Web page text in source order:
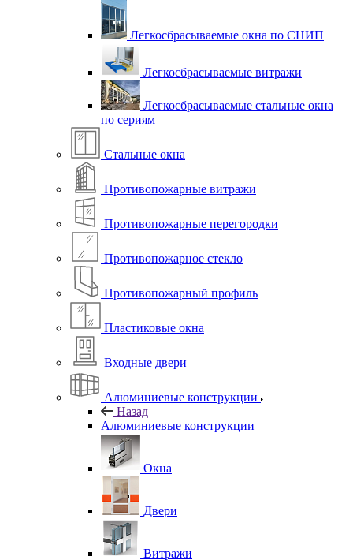
Легкосбрасываемые окна по СНИП
Легкосбрасываемые витражи
Легкосбрасываемые стальные окна
по сериям
Стальные окна
Противопожарные витражи
Противопожарные перегородки
Противопожарное стекло
Противопожарный профиль
Пластиковые окна
Входные двери
Алюминиевые конструкции
Назад
Алюминиевые конструкции
Окна
Двери
Витражи